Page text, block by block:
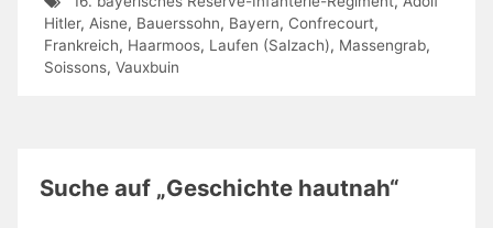
Hitler, Aisne, Bauerssohn, Bayern, Confrecourt,
Frankreich, Haarmoos, Laufen (Salzach), Massengrab,
Soissons, Vauxbuin
Suche auf „Geschichte hautnah“